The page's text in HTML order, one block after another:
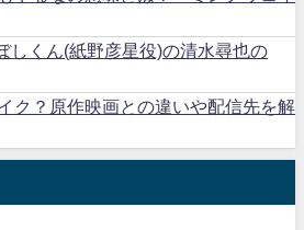
しくん(紙野彦星役)の清水尋也の
ク？原作映画との違いや配信先を解